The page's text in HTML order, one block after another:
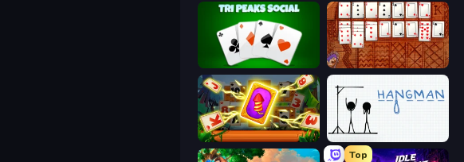
Tri Peaks Social Algerian Solitaire
Solitaire: The Great Journey Hangman
Top